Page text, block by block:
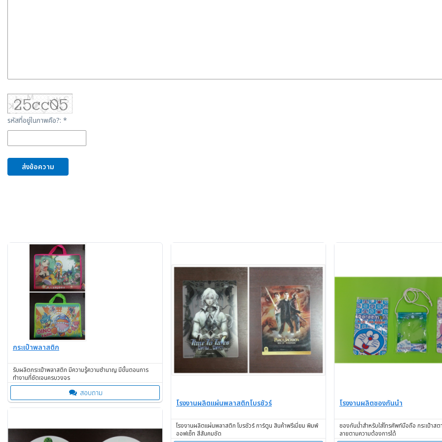
รหัสที่อยู่ในภาพคือ?: *
ส่งข้อความ
กระเป๋าพลาสติก
รับผลิตกระเป๋าพลาสติก มีความรู้ความชำนาญ มีขั้นตอนการ
ทำงานที่ชัดเจนครบวงจร
สอบถาม
โรงงานผลิตแผ่นพลาสติกโบรชัวร์
โรงงานผลิตแผ่นพลาสติก โบรชัวร์ การ์ตูน สินค้าพรีเมี่ยม พิมพ์
ออฟเซ็ท สีสันคมชัด
โรงงานผลิตซองกันน้ำ
ซองกันน้ำสำหรับใส่โทรศัพท์มือถือ กระเป๋าส
ลายตามความต้องการได้